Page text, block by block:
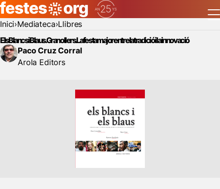
Inici Mediateca Llibres
Els Blancs i Blaus. Granollers. La festa major entre la tradició i la innovació
Paco Cruz Corral
Arola Editors